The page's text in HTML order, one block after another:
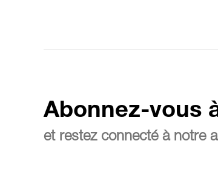
Abonnez-vous
et restez connecté à notre